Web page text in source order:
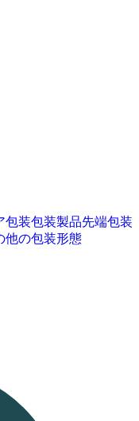
包装包装製品先端包装
他の包装形態